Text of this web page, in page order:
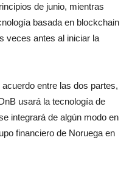
de junio, mientras
basada en blockchain
veces antes al iniciar la
entre las dos partes,
usará la tecnología de
integrará de algún modo en
financiero de Noruega en